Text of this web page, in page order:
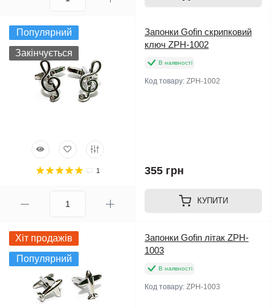
Популярний
Закінчується
1
Запонки Gofin скрипковий
ключ ZPH-1002
В наявності
Код товару: ZPH-1002
355 грн
КУПИТИ
Хіт продажів
Популярний
Запонки Gofin літак ZPH-
1003
В наявності
Код товару: ZPH-1003